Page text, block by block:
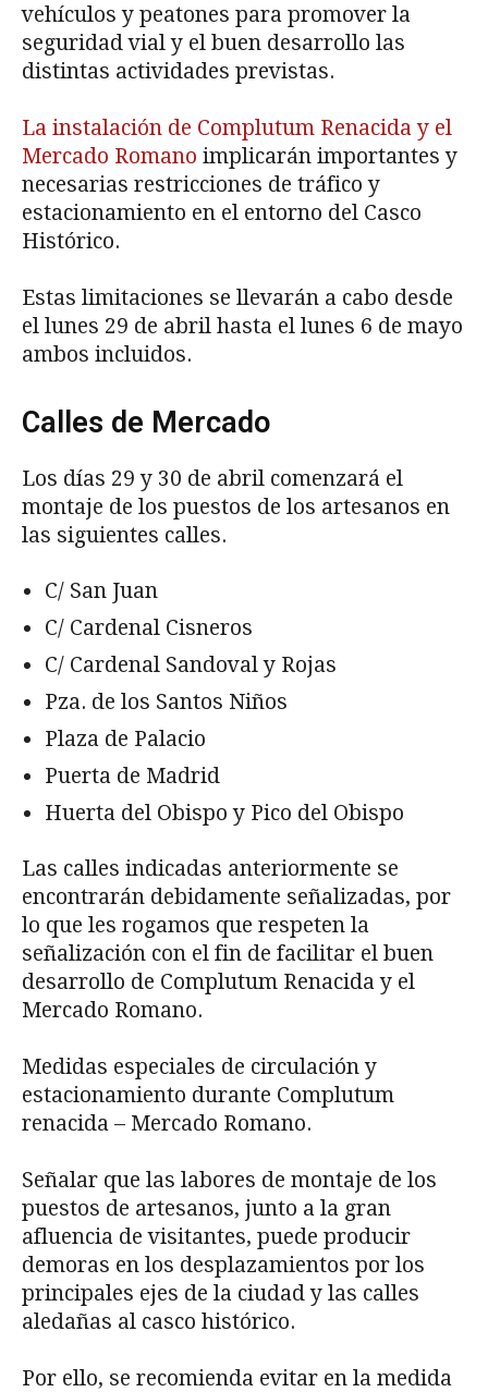
vehículos y peatones para promover la
seguridad vial y el buen desarrollo las
distintas actividades previstas.
La instalación de Complutum Renacida y el
Mercado Romano implicarán importantes y
necesarias restricciones de tráfico y
estacionamiento en el entorno del Casco
Histórico.
Estas limitaciones se llevarán a cabo desde
el lunes 29 de abril hasta el lunes 6 de mayo
ambos incluidos.
Calles de Mercado
Los días 29 y 30 de abril comenzará el
montaje de los puestos de los artesanos en
las siguientes calles.
C/ San Juan
C/ Cardenal Cisneros
C/ Cardenal Sandoval y Rojas
Pza. de los Santos Niños
Plaza de Palacio
Puerta de Madrid
Huerta del Obispo y Pico del Obispo
Las calles indicadas anteriormente se
encontrarán debidamente señalizadas, por
lo que les rogamos que respeten la
señalización con el fin de facilitar el buen
desarrollo de Complutum Renacida y el
Mercado Romano.
Medidas especiales de circulación y
estacionamiento durante Complutum
renacida – Mercado Romano.
Señalar que las labores de montaje de los
puestos de artesanos, junto a la gran
afluencia de visitantes, puede producir
demoras en los desplazamientos por los
principales ejes de la ciudad y las calles
aledañas al casco histórico.
Por ello, se recomienda evitar en la medida